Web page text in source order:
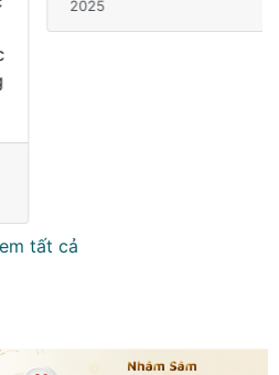
trong việc cung cấp